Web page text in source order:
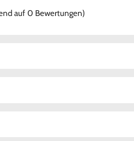
auf 0 Bewertungen)